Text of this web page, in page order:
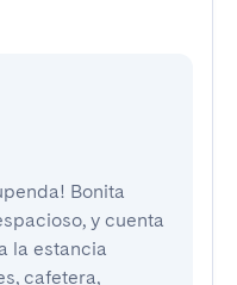
Bonita
y cuenta
la estancia
cafetera,